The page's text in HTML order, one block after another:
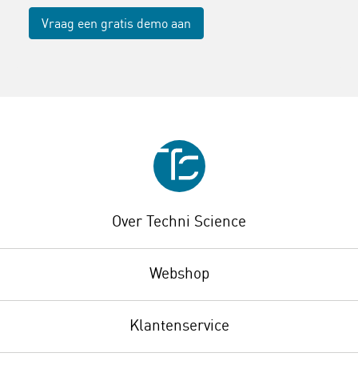
Vraag een gratis demo aan
Over Techni Science
Webshop
Klantenservice